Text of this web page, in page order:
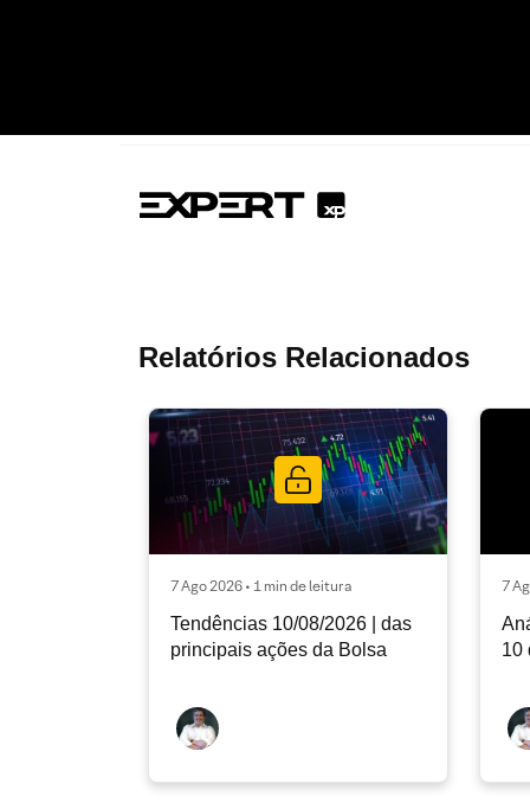
Relatórios Relacionados
7 Ago 2026 • 1 min de leitura
Tendências 10/08/2026 | das
principais ações da Bolsa
7
10